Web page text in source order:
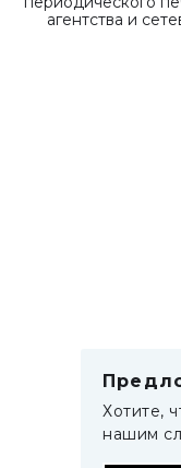
агентства и
Хотите,
нашим